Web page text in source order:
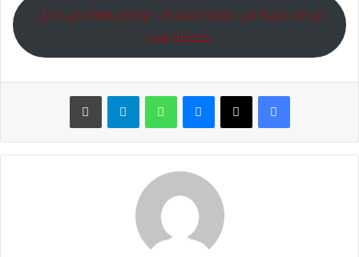
لو انت مبلط من مدينة السادات تواصل معنا من خلال
صفحتنا هنـا
ماسنجر واتساب تيلقرام طباعة